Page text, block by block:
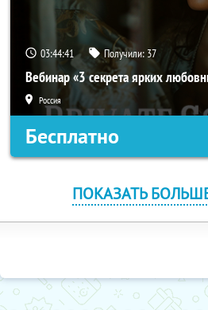
03:44:40 Получили: 37
Вебинар «3 секрета ярких
Россия
Бесплатно
ПОКАЗАТЬ